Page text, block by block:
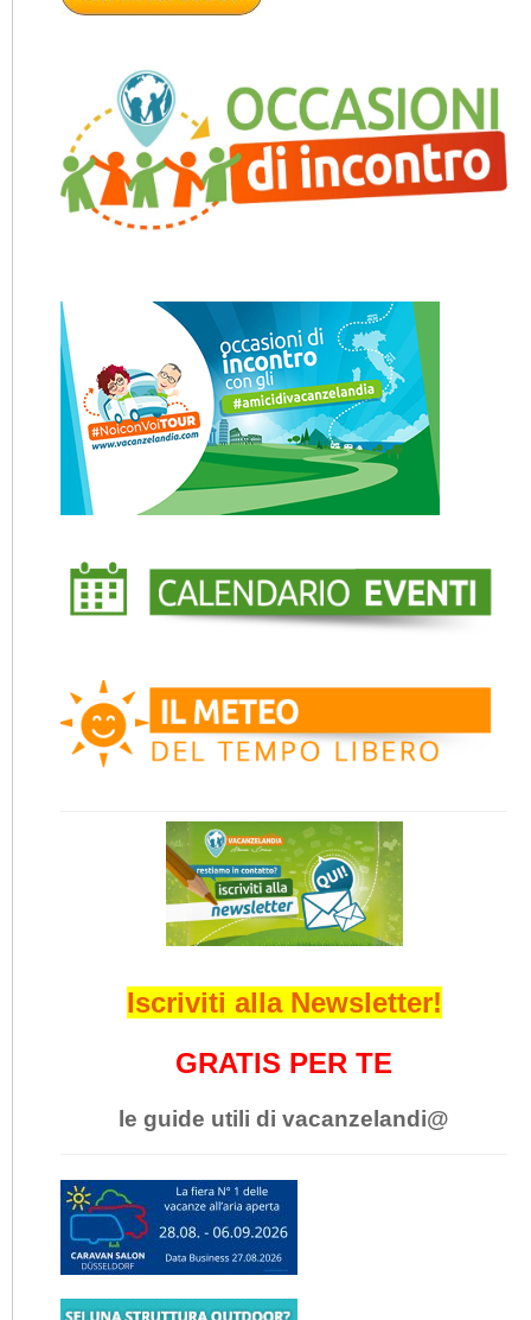
Iscriviti alla Newsletter!
GRATIS PER TE
le guide utili di vacanzelandi@